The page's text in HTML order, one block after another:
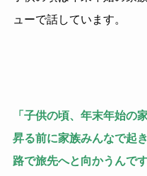
ューで話しています。
「子供の頃、年末年始の
昇る前に家族みんなで起
路で旅先へと向かうんで